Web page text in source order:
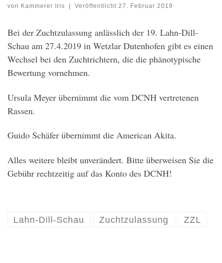
von Kammerer Iris Veröffentlicht 27. Februar 2019
Bei der Zuchtzulassung anlässlich der 19. Lahn-Dill-
Schau am 27.4.2019 in Wetzlar Dutenhofen gibt es einen
Wechsel bei den Zuchtrichtern, die die phänotypische
Bewertung vornehmen.
Ursula Meyer übernimmt die vom DCNH vertretenen
Rassen.
Guido Schäfer übernimmt die American Akita.
Alles weitere bleibt unverändert. Bitte überweisen Sie die
Gebühr rechtzeitig auf das Konto des DCNH!
Lahn-Dill-Schau Zuchtzulassung ZZL